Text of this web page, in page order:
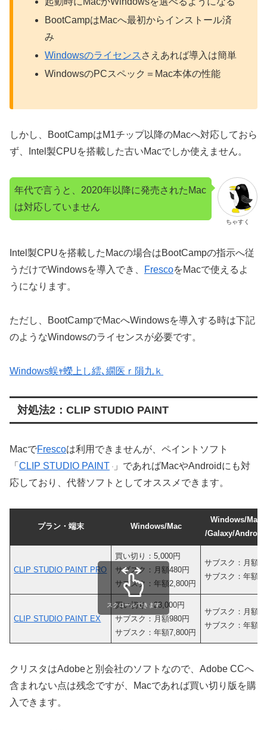
BootCampはMacへ最初からインストール済
み
Windowsのライセンス さえあれば導入は簡単
WindowsのPCスペック＝Mac本体の性能
しかし、BootCampはM1チップ以降のMacへ対応しておら
ず、Intel製CPUを搭載した古いMacでしか使えません。
ちゃすく
年代で言うと、2020年以降に発売されたMac
は対応していません
Intel製CPUを搭載したMacの場合はBootCampの指示へ従
うだけでWindowsを導入でき、
FrescoをMacで使えるよ
うになります。
ただし、BootCampでMacへWindowsを導入する時は下記
のようなWindowsのライセンスが必要です。
Windows蜈ｬ蠑上し繧､繝医ｒ隕九ｋ
対処法2：CLIP STUDIO PAINT
MacでFrescoは利用できませんが、ペイントソフト
「 CLIP STUDIO PAINT
」であればMacやAndroidにも対
応しており、代替ソフトとしてオススメできます。
プラン・端末 Windows/Mac
Windows/Mac/
/Galaxy/
CLIP STUDIO PAINT PRO
買い切り：5,000円
サブスク：月額480円
サブスク：年額2,800円
サブスク：月額
サブスク：年額
CLIP STUDIO PAINT EX
買い切り：23,000円
サブスク：月額980円
サブスク：年額7,800円
サブスク：月額
サブスク：年額
スクロールできます
クリスタはAdobeと別会社のソフトなので、Adobe CCへ
含まれない点は残念ですが、Macであれば買い切り版を購
入できます。